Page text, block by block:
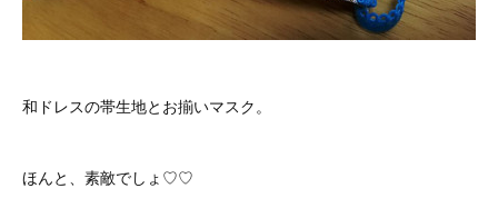
和ドレスの帯生地とお揃いマスク。
ほんと、素敵でしょ♡♡